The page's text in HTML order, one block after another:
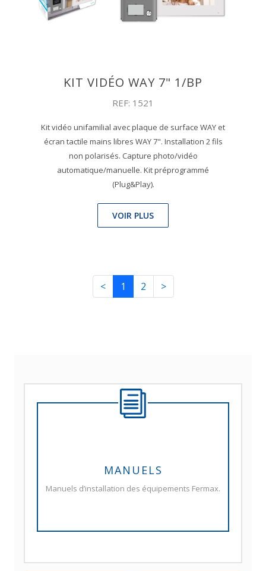
KIT VIDÉO WAY 7" 1/BP
REF: 1521
Kit vidéo unifamilial avec plaque de surface WAY et
écran tactile mains libres WAY 7". Installation 2 fils
non polarisés. Capture photo/vidéo
automatique/manuelle. Kit préprogrammé
(Plug&Play).
VOIR PLUS
< 1 2 >
MANUELS
Manuels d’installation des équipements Fermax.